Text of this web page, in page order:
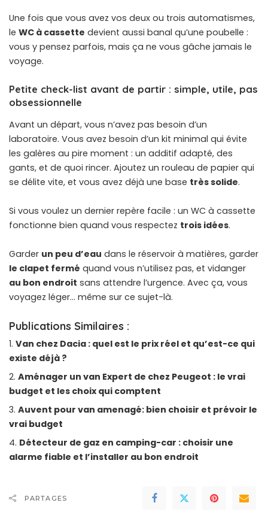
Une fois que vous avez vos deux ou trois automatismes,
le WC à cassette devient aussi banal qu’une poubelle :
vous y pensez parfois, mais ça ne vous gâche jamais le
voyage.
Petite check-list avant de partir : simple, utile, pas
obsessionnelle
Avant un départ, vous n’avez pas besoin d’un
laboratoire. Vous avez besoin d’un kit minimal qui évite
les galères au pire moment : un additif adapté, des
gants, et de quoi rincer. Ajoutez un rouleau de papier qui
se délite vite, et vous avez déjà une base très solide.
Si vous voulez un dernier repère facile : un WC à cassette
fonctionne bien quand vous respectez trois idées.
Garder un peu d’eau dans le réservoir à matières, garder
le clapet fermé quand vous n’utilisez pas, et vidanger
au bon endroit sans attendre l’urgence. Avec ça, vous
voyagez léger… même sur ce sujet-là.
Publications Similaires :
Van chez Dacia : quel est le prix réel et qu’est-ce qui
existe déjà ?
Aménager un van Expert de chez Peugeot : le vrai
budget et les choix qui comptent
Auvent pour van amenagé: bien choisir et prévoir le
vrai budget
Détecteur de gaz en camping-car : choisir une
alarme fiable et l’installer au bon endroit
PARTAGES